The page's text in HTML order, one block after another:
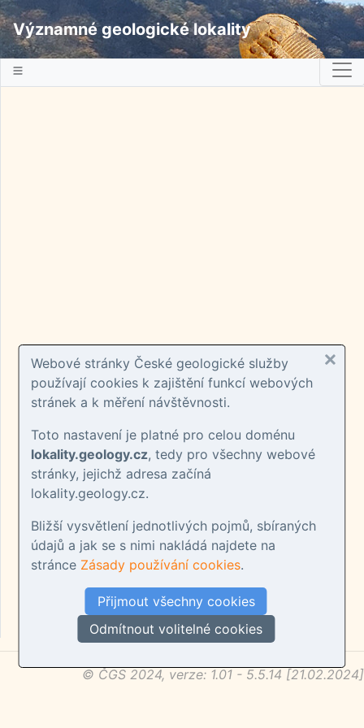
Významné geologické lokality
© ČGS 2024, verze: 1.01 - 5.5.14 [21.02.2024]
Webové stránky České geologické služby
používají cookies k zajištění funkcí webových
stránek a k měření návštěvnosti.
Toto nastavení je platné pro celou doménu
lokality.geology.cz, tedy pro všechny webové
stránky, jejichž adresa začíná
lokality.geology.cz.
Bližší vysvětlení jednotlivých pojmů, sbíraných
údajů a jak se s nimi nakládá najdete na
stránce Zásady používání cookies.
Přijmout všechny cookies
Odmítnout volitelné cookies